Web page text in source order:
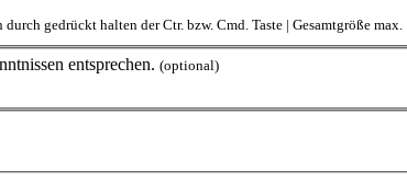
gedrückt halten der Ctr. bzw. Cmd. Taste | Gesamtgröße
entsprechen. (optional)